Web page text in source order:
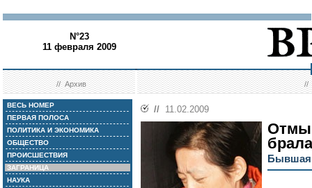
N°23
11 февраля 2009
//Архив //
ВЕСЬ НОМЕР
ПЕРВАЯ ПОЛОСА
ПОЛИТИКА И ЭКОНОМИКА
ОБЩЕСТВО
ПРОИСШЕСТВИЯ
ЗАГРАНИЦА
НАУКА
// 11.02.2009
брала
Бывшая